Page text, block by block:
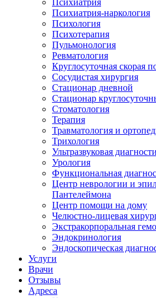
Психиатрия-наркология
Психология
Психотерапия
Пульмонология
Ревматология
Круглосуточная скорая
Сосудистая хирургия
Стационар дневной
Стационар
Стоматология
Терапия
Травматология и
Трихология
Ультразвуковая
Урология
Функциональная
Центр неврологии и
Пантелеймона
Центр помощи на дому
Челюстно-лицевая
Экстракорпоральная
Эндокринология
Эндоскопическая
Услуги
Врачи
Отзывы
Адреса